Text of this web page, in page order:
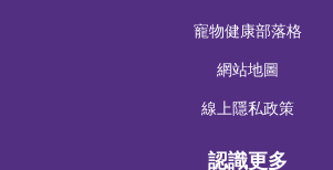
寵物健康部落格
網站地圖
線上隱私政策
認識更多